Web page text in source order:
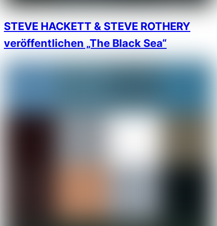
STEVE HACKETT & STEVE ROTHERY
veröffentlichen „The Black Sea“